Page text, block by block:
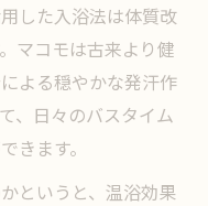
した入浴法は体質改
マコモは古来より健
よる穏やかな発汗作
、日々のバスタイム
きます。
というと、温浴効果